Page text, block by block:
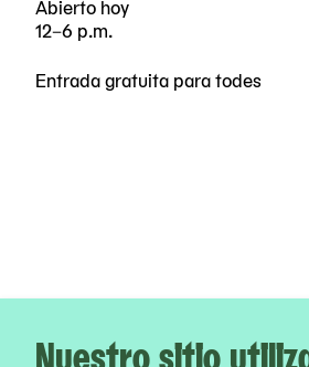
Nuestro sitio
Abierto hoy
12–6 p.m.
Entrada gratuita para todes